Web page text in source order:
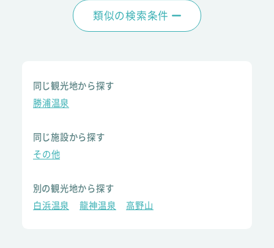
類似の検索条件
同じ観光地から探す
勝浦温泉
同じ施設から探す
その他
別の観光地から探す
白浜温泉
龍神温泉 高野山